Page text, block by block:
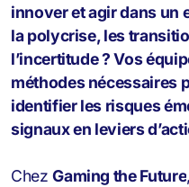
innover et agir dans un
la polycrise, les
l’incertitude ? Vos
méthodes nécessaires
identifier les risques
signaux en leviers
ChezGaming the Future